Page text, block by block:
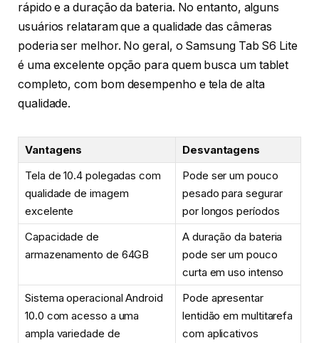
rápido e a duração da bateria. No entanto, alguns
usuários relataram que a qualidade das câmeras
poderia ser melhor. No geral, o Samsung Tab S6 Lite
é uma excelente opção para quem busca um tablet
completo, com bom desempenho e tela de alta
qualidade.
Vantagens
Desvantagens
Tela de 10.4 polegadas com
qualidade de imagem
excelente
Pode ser um pouco
pesado para segurar
por longos períodos
Capacidade de
armazenamento de 64GB
A duração da bateria
pode ser um pouco
curta em uso intenso
Sistema operacional Android
10.0 com acesso a uma
ampla variedade de
Pode apresentar
lentidão em multitarefa
com aplicativos